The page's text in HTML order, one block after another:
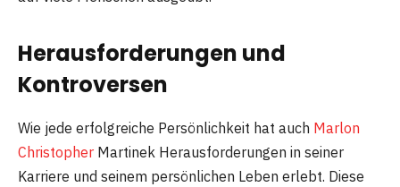
Herausforderungen und
Kontroversen
Wie jede erfolgreiche Persönlichkeit hat auch Marlon
Christopher Martinek Herausforderungen in seiner
Karriere und seinem persönlichen Leben erlebt. Diese